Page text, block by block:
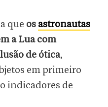
que os astronautas
a Lua com
de ótica,
em primeiro
indicadores de